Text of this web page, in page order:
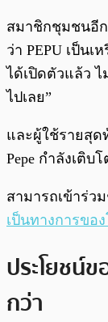
สมาชิกชุมชนอีก
ว่า PEPU เป็น
ได้เปิดตัวแล้ว ไ
ไปเลย”
และผู้ใช้รายสุด
Pepe กำลังเติบ
สามารถเข้าร่ว
เป็นทางการขอ
ประโยชน์
กว่า